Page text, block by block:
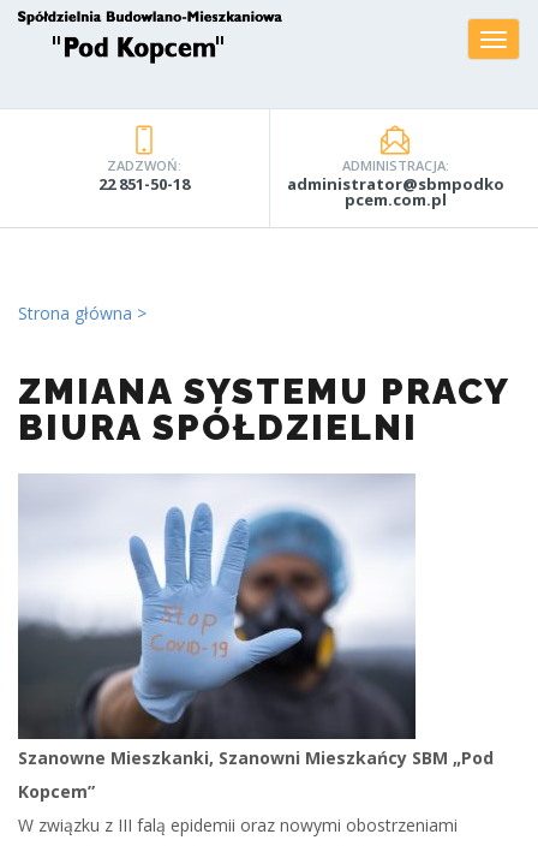
ZADZWOŃ:
22 851-50-18
ADMINISTRACJA:
administrator@sbmpodko
pcem.com.pl
Strona główna
ZMIANA SYSTEMU PRACY
BIURA SPÓŁDZIELNI
Szanowne Mieszkanki, Szanowni Mieszkańcy SBM „Pod
Kopcem”
W związku z III falą epidemii oraz nowymi obostrzeniami